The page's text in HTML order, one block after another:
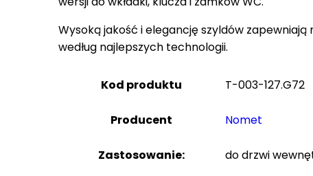
Wysoką jakość i elegancję szyldów
według najlepszych technologii.
Kod produktu T-003-127.G72
Producent Nomet
Zastosowanie: do drzwi